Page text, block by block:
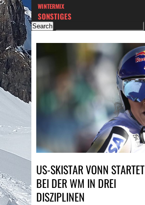
WINTERMIX
SONSTIGES
US-SKISTAR VONN STARTET
BEI DER WM IN DREI
DISZIPLINEN